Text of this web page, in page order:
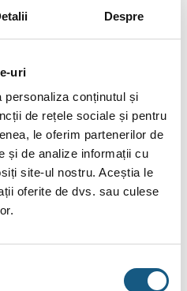
Despre
uri
personaliza conținutul și
de rețele sociale și pentru
le oferim partenerilor de
și de analize informații cu
site-ul nostru. Aceștia le
oferite de dvs. sau culese
Instant
pachetele standard. De
pot fi modificate de către
pot conține erori de operare.